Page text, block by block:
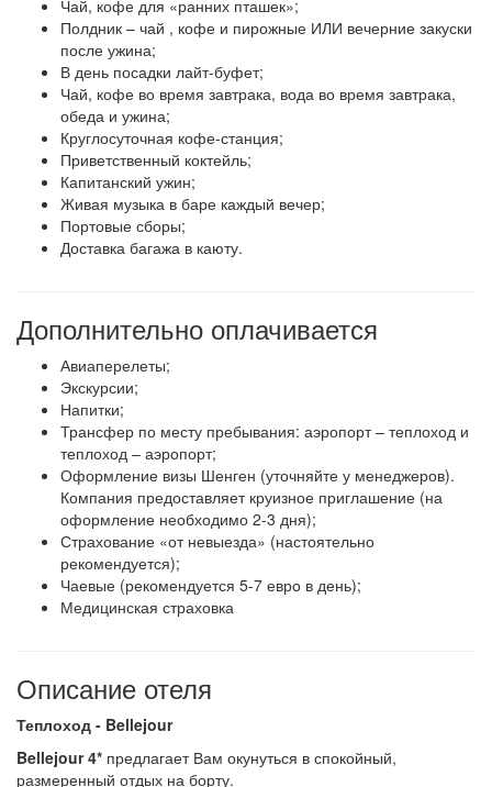
Чай, кофе для «ранних пташек»;
Полдник – чай , кофе и пирожные ИЛИ вечерние закуски
после ужина;
В день посадки лайт-буфет;
Чай, кофе во время завтрака, вода во время завтрака,
обеда и ужина;
Круглосуточная кофе-станция;
Приветственный коктейль;
Капитанский ужин;
Живая музыка в баре каждый вечер;
Портовые сборы;
Доставка багажа в каюту.
Дополнительно оплачивается
Авиаперелеты;
Экскурсии;
Напитки;
Трансфер по месту пребывания: аэропорт – теплоход и
теплоход – аэропорт;
Оформление визы Шенген (уточняйте у менеджеров).
Компания предоставляет круизное приглашение (на
оформление необходимо 2-3 дня);
Страхование «от невыезда» (настоятельно
рекомендуется);
Чаевые (рекомендуется 5-7 евро в день);
Медицинская страховка
Описание отеля
Теплоход - Bellejour
Bellejour 4* предлагает Вам окунуться в спокойный,
размеренный отдых на борту.